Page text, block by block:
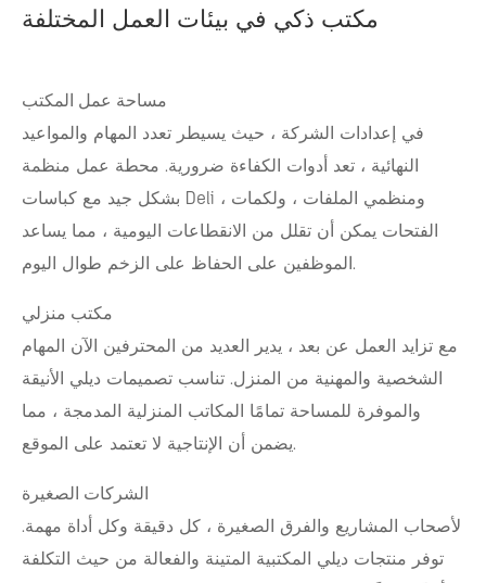
مكتب ذكي في بيئات العمل المختلفة
مساحة عمل المكتب
في إعدادات الشركة ، حيث يسيطر تعدد المهام والمواعيد
النهائية ، تعد أدوات الكفاءة ضرورية. محطة عمل منظمة
بشكل جيد مع كباسات Deli ، ومنظمي الملفات ، ولكمات
الفتحات يمكن أن تقلل من الانقطاعات اليومية ، مما يساعد
الموظفين على الحفاظ على الزخم طوال اليوم.
مكتب منزلي
مع تزايد العمل عن بعد ، يدير العديد من المحترفين الآن المهام
الشخصية والمهنية من المنزل. تناسب تصميمات ديلي الأنيقة
والموفرة للمساحة تمامًا المكاتب المنزلية المدمجة ، مما
يضمن أن الإنتاجية لا تعتمد على الموقع.
الشركات الصغيرة
لأصحاب المشاريع والفرق الصغيرة ، كل دقيقة وكل أداة مهمة.
توفر منتجات ديلي المكتبية المتينة والفعالة من حيث التكلفة